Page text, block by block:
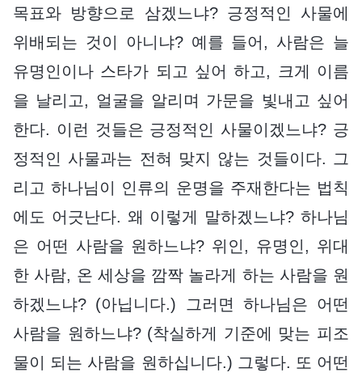
목표와 방향으로 삼겠느냐? 긍정적인 사물에
위배되는 것이 아니냐? 예를 들어, 사람은 늘
유명인이나 스타가 되고 싶어 하고, 크게 이름
을 날리고, 얼굴을 알리며 가문을 빛내고 싶어
한다. 이런 것들은 긍정적인 사물이겠느냐? 긍
정적인 사물과는 전혀 맞지 않는 것들이다. 그
리고 하나님이 인류의 운명을 주재한다는 법칙
에도 어긋난다. 왜 이렇게 말하겠느냐? 하나님
은 어떤 사람을 원하느냐? 위인, 유명인, 위대
한 사람, 온 세상을 깜짝 놀라게 하는 사람을 원
하겠느냐? (아닙니다.) 그러면 하나님은 어떤
사람을 원하느냐? (착실하게 기준에 맞는 피조
물이 되는 사람을 원하십니다.) 그렇다. 또 어떤